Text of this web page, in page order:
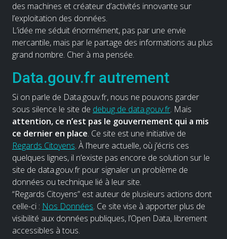
des machines et créateur d’activités innovante sur
l’exploitation des données.
L’idée me séduit énormément, pas par une envie
mercantile, mais par le partage des informations au plus
grand nombre. Cher à ma pensée.
Data.gouv.fr autrement
Si on parle de Data.gouv.fr, nous ne pouvons garder
sous silence le site de debug de data.gouv.fr. Mais
attention, ce n’est pas le gouvernement qui a mis
ce dernier en place. Ce site est une initiative de
Regards Citoyens. À l’heure actuelle, où j’écris ces
quelques lignes, il n’existe pas encore de solution sur le
site de data.gouv.fr pour signaler un problème de
données ou technique lié à leur site.
“Regards Citoyens” est auteur de plusieurs actions dont
celle-ci : Nos Données. Ce site vise à apporter plus de
visibilité aux données publiques, l’Open Data, librement
accessibles à tous.